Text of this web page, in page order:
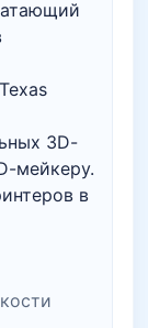
3D-
мейкеру.
в